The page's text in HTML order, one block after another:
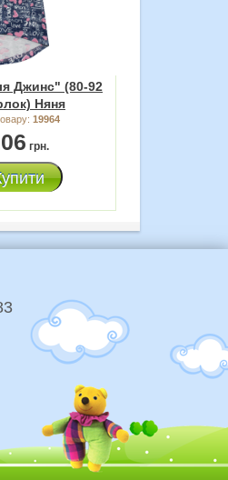
Джинс" (80-92
Няня
19964
грн.